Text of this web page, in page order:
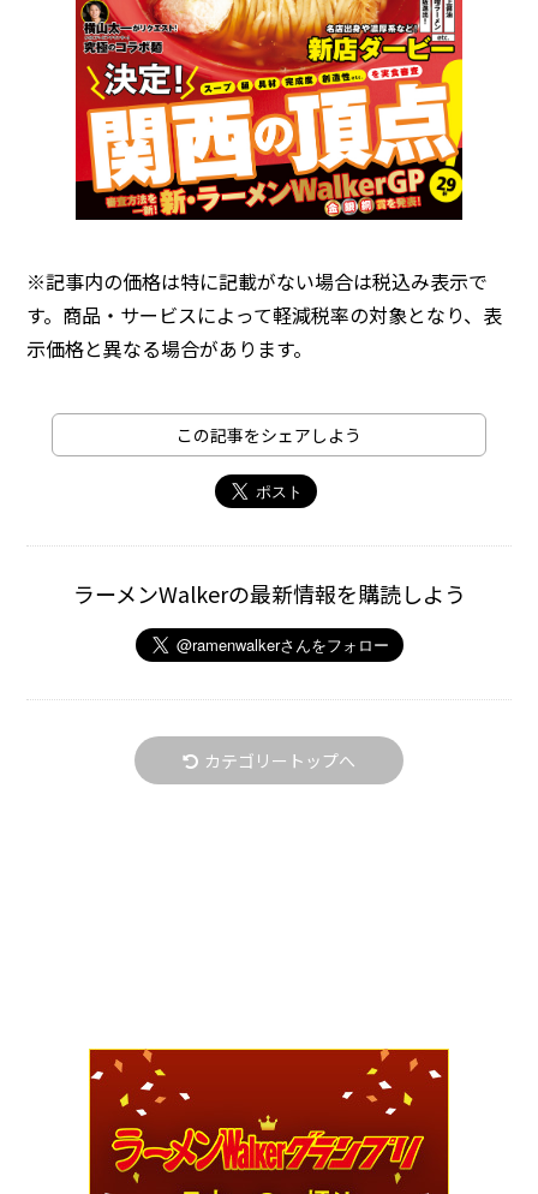
※記事内の価格は特に記載がない場合は税込み表示で
す。商品・サービスによって軽減税率の対象となり、表
示価格と異なる場合があります。
この記事をシェアしよう
ラーメンWalkerの最新情報を購読しよう
カテゴリートップへ